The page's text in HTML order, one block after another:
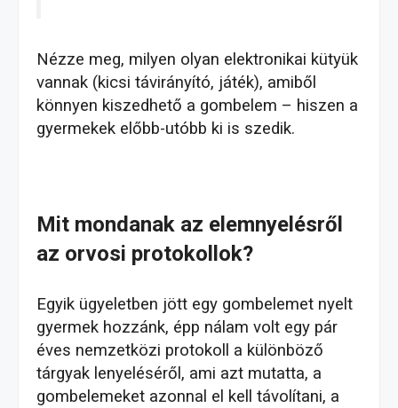
Nézze meg, milyen olyan elektronikai kütyük
vannak (kicsi távirányító, játék), amiből
könnyen kiszedhető a gombelem – hiszen a
gyermekek előbb-utóbb ki is szedik.
Mit mondanak az elemnyelésről
az orvosi protokollok?
Egyik ügyeletben jött egy gombelemet nyelt
gyermek hozzánk, épp nálam volt egy pár
éves nemzetközi protokoll a különböző
tárgyak lenyeléséről, ami azt mutatta, a
gombelemeket azonnal el kell távolítani, a